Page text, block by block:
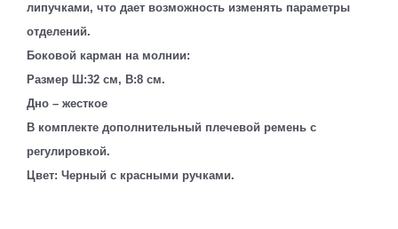
липучками, что дает возможность изменять параметры
отделений.
Боковой карман на молнии:
Размер Ш:32 см, В:8 см.
Дно – жесткое
В комплекте дополнительный плечевой ремень с
регулировкой.
Цвет: Черный с красными ручками.